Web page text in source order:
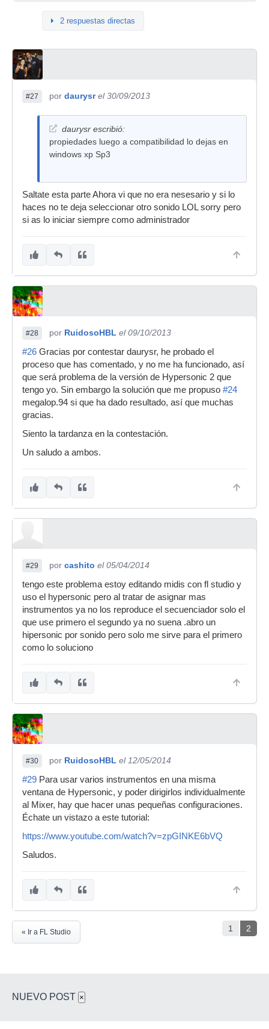
2 respuestas directas
#27 por daurysr el 30/09/2013
daurysr escribió:
propiedades luego a compatibilidad lo dejas en
windows xp Sp3
Saltate esta parte Ahora vi que no era nesesario y si lo
haces no te deja seleccionar otro sonido LOL sorry pero
si as lo iniciar siempre como administrador
#28 por RuidosoHBL el 09/10/2013
#26 Gracias por contestar daurysr, he probado el
proceso que has comentado, y no me ha funcionado, así
que será problema de la versión de Hypersonic 2 que
tengo yo. Sin embargo la solución que me propuso #24
megalop.94 si que ha dado resultado, así que muchas
gracias.
Siento la tardanza en la contestación.
Un saludo a ambos.
#29 por cashito el 05/04/2014
tengo este problema estoy editando midis con fl studio y
uso el hypersonic pero al tratar de asignar mas
instrumentos ya no los reproduce el secuenciador solo el
que use primero el segundo ya no suena .abro un
hipersonic por sonido pero solo me sirve para el primero
como lo soluciono
#30 por RuidosoHBL el 12/05/2014
#29 Para usar varios instrumentos en una misma
ventana de Hypersonic, y poder dirigirlos individualmente
al Mixer, hay que hacer unas pequeñas configuraciones.
Échate un vistazo a este tutorial:
https://www.youtube.com/watch?v=zpGINKE6bVQ
Saludos.
1 2
« Ir a FL Studio
NUEVO POST ×